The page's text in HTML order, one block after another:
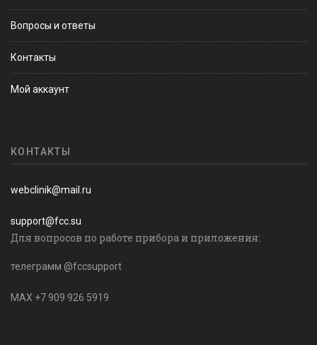
Вопросы и ответы
Контакты
Мой аккаунт
КОНТАКТЫ
webclinik@mail.ru
support@fcc.su
Для вопросов по работе прибора и приложения:
телеграмм @fccsupport
MAX +7 909 926 5919